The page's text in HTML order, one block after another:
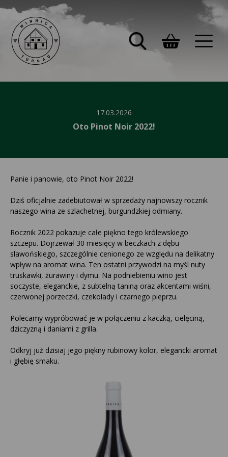
17.03.2026
Oto Pinot Noir 2022!
Panie i panowie, oto Pinot Noir 2022!
Dziś oficjalnie zadebiutował w sprzedaży najnowszy rocznik
naszego wina ze szlachetnej, burgundzkiej odmiany.
Rocznik 2022 pokazuje całe piękno tego królewskiego
szczepu. Dojrzewał 30 miesięcy w beczkach z dębu
slawońskiego, szczególnie cenionego ze względu na delikatny
wpływ na aromat wina. Ten ostatni przywodzi na myśl nuty
truskawki, żurawiny i dymu. Na podniebieniu wino jest
soczyste, eleganckie, z subtelną taniną oraz akcentami wiśni,
czerwonej porzeczki, czekolady i czarnego pieprzu.
Polecamy wypróbować je w połączeniu z kaczką, cielęciną,
dziczyzną i daniami z grilla.
Odkryj już dzisiaj jego piękny rubinowy kolor, elegancki aromat
i głębię smaku.